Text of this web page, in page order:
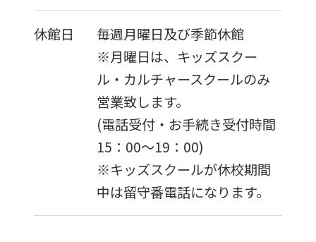
休館日
毎週月曜日及び季節休館
※月曜日は、キッズスクー
ル・カルチャースクールのみ
営業致します。
(電話受付・お手続き受付時間
15：00〜19：00)
※キッズスクールが休校期間
中は留守番電話になります。